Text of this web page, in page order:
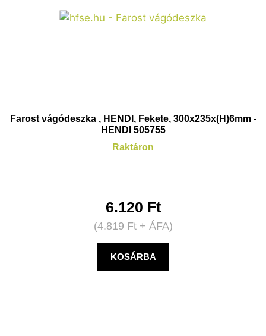
Farost vágódeszka , HENDI, Fekete, 300x235x(H)6mm -
HENDI 505755
Raktáron
6.120 Ft
(4.819 Ft+ ÁFA)
KOSÁRBA